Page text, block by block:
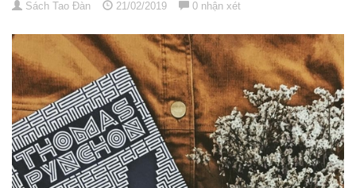
Sách Tao Đàn 21/02/2019 0 nhận xét